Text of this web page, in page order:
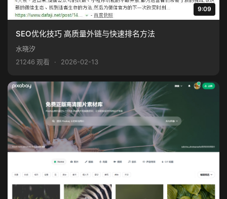
9:09
SEO优化技巧 高质量外链与快速排名方法
水晓汐
21246 观看
· 2026-02-13